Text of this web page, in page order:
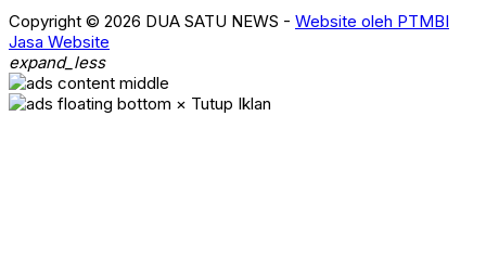
Copyright © 2026 DUA SATU NEWS - Website oleh PTMBI
Jasa Website
expand_less
× Tutup Iklan